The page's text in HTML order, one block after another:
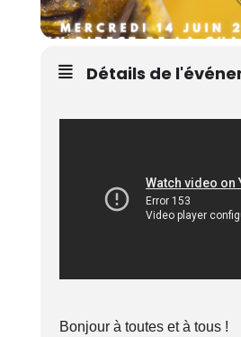
Détails de
Bonjour à toutes et à tous !